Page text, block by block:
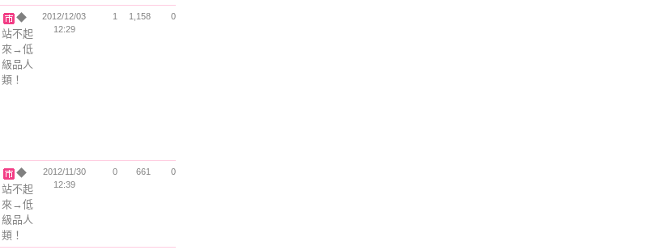
◆
站不起
來→低
級品人
類！
2012/12/03
12:29
1 1,158 0
◆
站不起
來→低
級品人
類！
2012/11/30
12:39
0 661 0